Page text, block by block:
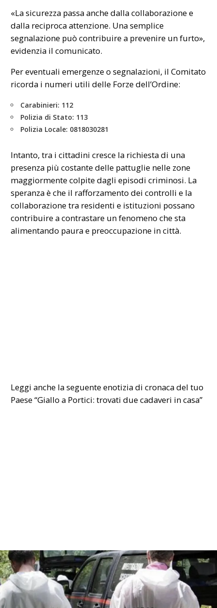
«La sicurezza passa anche dalla collaborazione e
dalla reciproca attenzione. Una semplice
segnalazione può contribuire a prevenire un furto»,
evidenzia il comunicato.
Per eventuali emergenze o segnalazioni, il Comitato
ricorda i numeri utili delle Forze dell’Ordine:
Carabinieri: 112
Polizia di Stato: 113
Polizia Locale: 0818030281
Intanto, tra i cittadini cresce la richiesta di una
presenza più costante delle pattuglie nelle zone
maggiormente colpite dagli episodi criminosi. La
speranza è che il rafforzamento dei controlli e la
collaborazione tra residenti e istituzioni possano
contribuire a contrastare un fenomeno che sta
alimentando paura e preoccupazione in città.
Leggi anche la seguente enotizia di cronaca del tuo
Paese“Giallo a Portici: trovati due cadaveri in casa”